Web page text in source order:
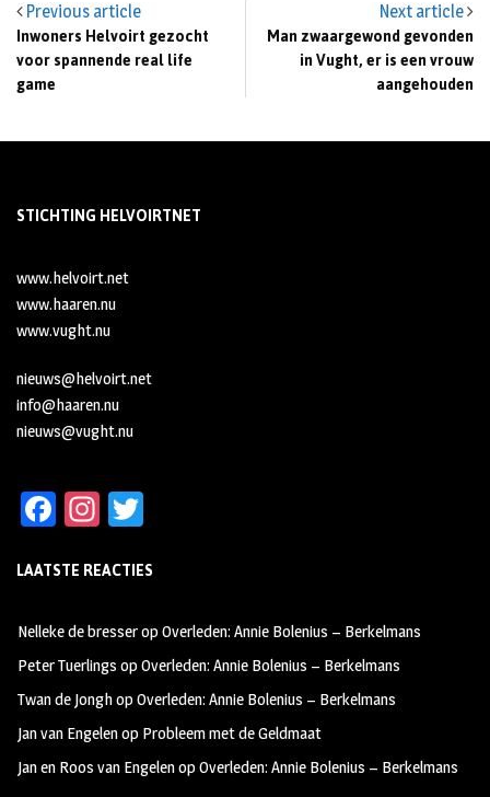
Previous article
Inwoners Helvoirt gezocht
voor spannende real life
game
Next article
Man zwaargewond gevonden
in Vught, er is een vrouw
aangehouden
STICHTING HELVOIRTNET
www.helvoirt.net
www.haaren.nu
www.vught.nu
nieuws@helvoirt.net
info@haaren.nu
nieuws@vught.nu
Fa
b
oo
k
In
ag
m
tt
LAATSTE REACTIES
Nelleke de bresseropOverleden: Annie Bolenius – Berkelmans
Peter Tuerlings opOverleden: Annie Bolenius – Berkelmans
Twan de JonghopOverleden: Annie Bolenius – Berkelmans
Jan van Engelenop Probleem met de Geldmaat
Jan en Roos van EngelenopOverleden: Annie Bolenius – Berkelmans